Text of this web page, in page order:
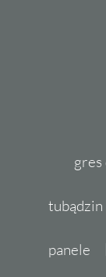
tubądzin
panele